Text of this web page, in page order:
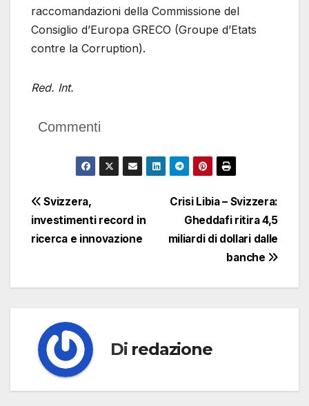
raccomandazioni della Commissione del
Consiglio d’Europa GRECO (Groupe d’Etats
contre la Corruption).
Red. Int.
Commenti
Navigazione
articoli
Crisi Libia – Svizzera:
Gheddafi ritira 4,5
miliardi di dollari dalle
banche
Svizzera,
investimenti record in
ricerca e innovazione
Di redazione